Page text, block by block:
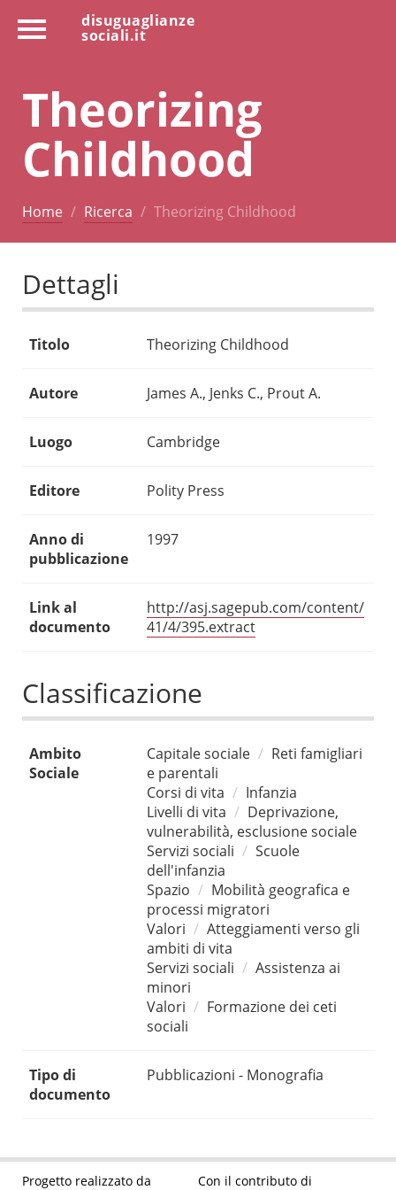
disuguaglianze
sociali.it
Theorizing
Childhood
Home Ricerca Theorizing Childhood
Dettagli
Titolo Theorizing Childhood
Autore James A., Jenks C., Prout A.
Luogo Cambridge
Editore Polity Press
Anno di
pubblicazione
1997
Link al
documento
http://asj.sagepub.com/content/
41/4/395.extract
Classificazione
Ambito
Sociale
Capitale sociale
Reti famigliari
e parentali
Corsi di vita
Infanzia
Livelli di vita
Deprivazione,
vulnerabilità, esclusione sociale
Servizi sociali
Scuole
dell'infanzia
Spazio
Mobilità geografica e
processi migratori
Valori
Atteggiamenti verso gli
ambiti di vita
Servizi sociali
Assistenza ai
minori
Valori
Formazione dei ceti
sociali
Tipo di
documento
Pubblicazioni - Monografia
Progetto realizzato da Con il contributo di